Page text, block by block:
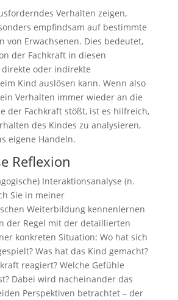
Verhalten zeigen,
empfindsam auf bestimmte
von Erwachsenen. Dies bedeutet,
der Fachkraft in diesen
oder indirekte
Kind auslösen kann. Wenn also
Verhalten immer wieder an die
der Fachkraft stößt, ist es hilfreich,
des Kindes zu analysieren,
eigene Handeln.
Reflexion
Interaktionsanalyse (n.
Sie in meiner
Weiterbildung kennenlernen
der Regel mit der detaillierten
konkreten Situation: Wo hat sich
Was hat das Kind gemacht?
reagiert? Welche Gefühle
Dabei wird nacheinander das
Perspektiven betrachtet – der